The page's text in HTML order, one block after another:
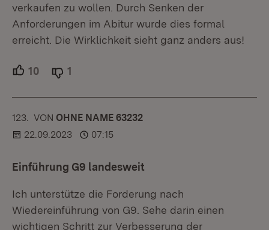
verkaufen zu wollen. Durch Senken der
Anforderungen im Abitur wurde dies formal
erreicht. Die Wirklichkeit sieht ganz anders aus!
10 Unterstützer.
1
123. KOMMENTAR
VON :OHNE NAME 63232
22.09.2023
07:15
Einführung G9 landesweit
Ich unterstütze die Forderung nach
Wiedereinführung von G9. Sehe darin einen
wichtigen Schritt zur Verbesserung der